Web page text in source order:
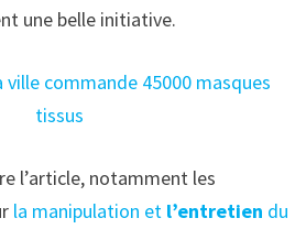
une belle initiative.
ville commande 45000 masques
tissus
l’article, notamment les
la manipulation et l’entretien du